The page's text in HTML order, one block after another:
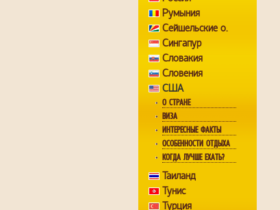
Румыния
Сейшельские о.
Сингапур
Словакия
Словения
США
О СТРАНЕ
ВИЗА
ИНТЕРЕСНЫЕ ФАКТЫ
ОСОБЕННОСТИ ОТДЫХА
КОГДА ЛУЧШЕ ЕХАТЬ?
Таиланд
Тунис
Турция